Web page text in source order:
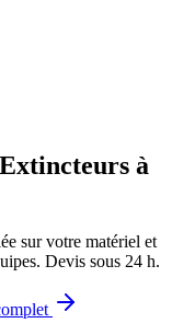
à
sur votre matériel et
Devis sous 24 h.